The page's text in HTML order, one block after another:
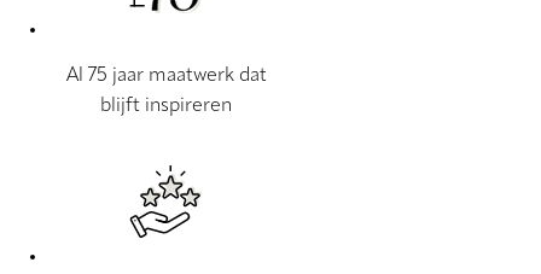
Al 75 jaar maatwerk dat
blijft inspireren